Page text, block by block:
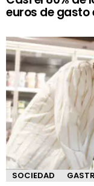
euros de gasto
SOCIEDAD